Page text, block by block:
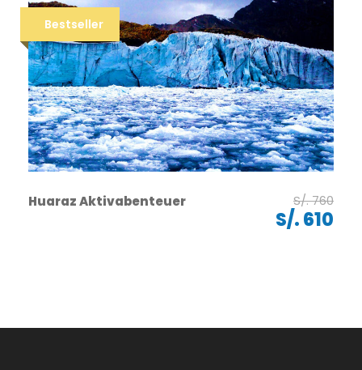
Bestseller
Huaraz Aktivabenteuer S/. 760
S/. 610